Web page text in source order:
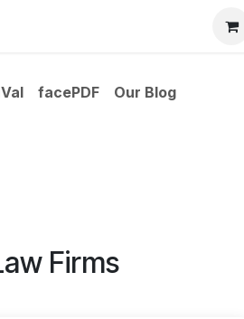
facePDF Our Blog
Firms